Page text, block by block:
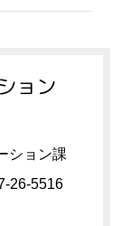
ョン
ション課
26-5516